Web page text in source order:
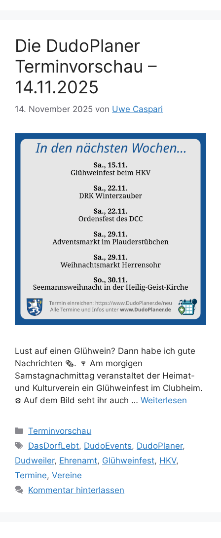
Die DudoPlaner
Terminvorschau –
14.11.2025
14. November 2025 von Uwe Caspari
Lust auf einen Glühwein? Dann habe ich gute
Nachrichten 🗞️. 🍷 Am morgigen
Samstagnachmittag veranstaltet der Heimat-
und Kulturverein ein Glühweinfest im Clubheim.
❄️ Auf dem Bild seht ihr auch … Weiterlesen
Kategorien
Terminvorschau
Schlagwörter
DasDorfLebt, DudoEvents, DudoPlaner,
Dudweiler, Ehrenamt, Glühweinfest, HKV,
Termine, Vereine
Kommentar hinterlassen